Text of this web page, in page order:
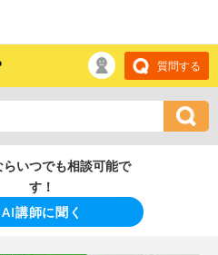
質問する
いつでも相談可能で
す！
AI講師に聞く